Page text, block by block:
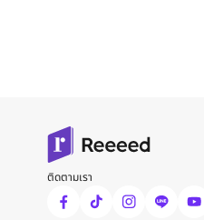
ติดตามเรา